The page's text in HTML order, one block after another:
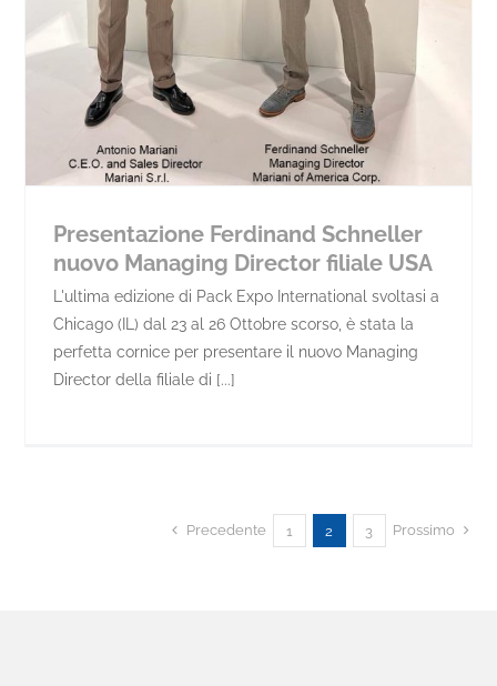
Presentazione Ferdinand Schneller
nuovo Managing Director filiale USA
L'ultima edizione di Pack Expo International svoltasi a
Chicago (IL) dal 23 al 26 Ottobre scorso, è stata la
perfetta cornice per presentare il nuovo Managing
Director della filiale di [...]
Precedente 1 2 3 Prossimo